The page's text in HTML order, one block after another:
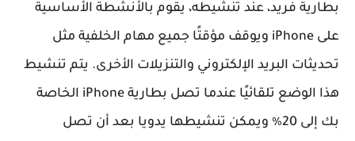
بطارية فريد، عند تنشيطه، يقوم بالأنشطة الأساسية
على iPhone ويوقف مؤقتًا جميع مهام الخلفية مثل
تحديثات البريد الإلكتروني والتنزيلات الأخرى. يتم تنشيط
هذا الوضع تلقائيًا عندما تصل بطارية iPhone الخاصة
بك إلى 20٪ ويمكن تنشيطها يدويا بعد أن تصل